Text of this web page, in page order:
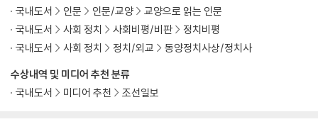
수상내역 및 미디어 추천 분류
국내도서
미디어 추천 조선일보
국내도서
인문 인문/교양
교양으로 읽는 인문
국내도서
사회 정치 사회비평/비판
정치비평
국내도서
사회 정치 정치/외교 동양정치사상/정치사